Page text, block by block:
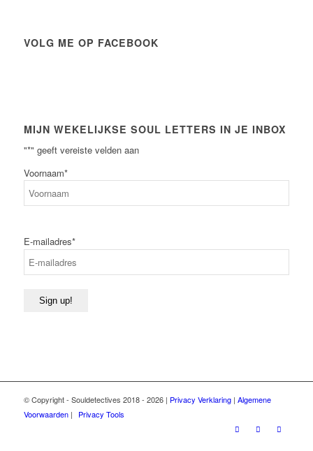
VOLG ME OP FACEBOOK
MIJN WEKELIJKSE SOUL LETTERS IN JE INBOX
"*" geeft vereiste velden aan
Voornaam*
E-mailadres*
Sign up!
© Copyright - Souldetectives 2018 - 2026 | Privacy Verklaring| Algemene
Voorwaarden| Privacy Tools